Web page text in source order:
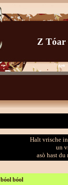
Z Tóar
Halt vrische
un
asò hast
bóol bóol